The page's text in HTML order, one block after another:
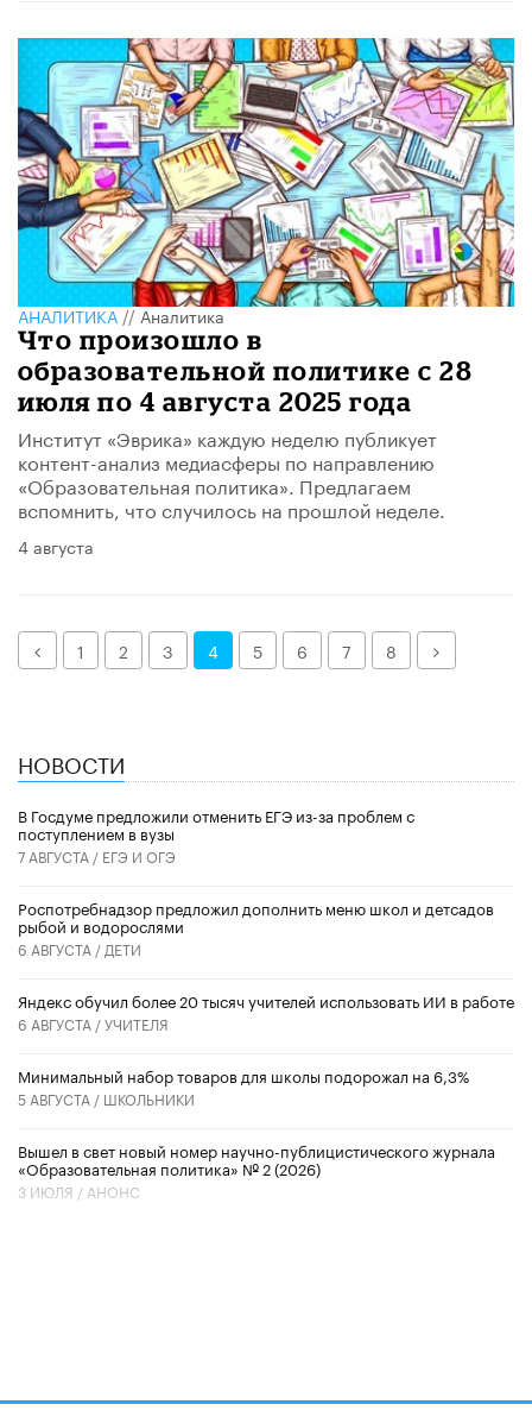
АНАЛИТИКА//Аналитика
Что произошло в
образовательной политике с 28
июля по 4 августа 2025 года
Институт «Эврика» каждую неделю публикует
контент-анализ медиасферы по направлению
«Образовательная политика». Предлагаем
вспомнить, что случилось на прошлой неделе.
4 августа
Назад1 2 3 4 5 6 7 8 Далее
НОВОСТИ
В Госдуме предложили отменить ЕГЭ из-за проблем с
поступлением в вузы
7 АВГУСТА / ЕГЭ И ОГЭ
Роспотребнадзор предложил дополнить меню школ и детсадов
рыбой и водорослями
6 АВГУСТА / ДЕТИ
​Яндекс обучил более 20 тысяч учителей использовать ИИ в работе
6 АВГУСТА /УЧИТЕЛЯ
Минимальный набор товаров для школы подорожал на 6,3%
5 АВГУСТА / ШКОЛЬНИКИ
Вышел в свет новый номер научно-публицистического журнала
«Образовательная политика» № 2 (2026)
3 ИЮЛЯ / АНОНС